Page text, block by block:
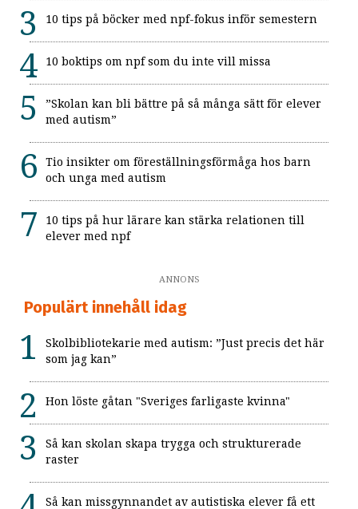
10 tips på böcker med npf-fokus inför semestern
10 boktips om npf som du inte vill missa
”Skolan kan bli bättre på så många sätt för elever
med autism”
Tio insikter om föreställningsförmåga hos barn
och unga med autism
10 tips på hur lärare kan stärka relationen till
elever med npf
ANNONS
Populärt innehåll idag
Skolbibliotekarie med autism: ”Just precis det här
som jag kan”
Hon löste gåtan "Sveriges farligaste kvinna"
Så kan skolan skapa trygga och strukturerade
raster
Så kan missgynnandet av autistiska elever få ett